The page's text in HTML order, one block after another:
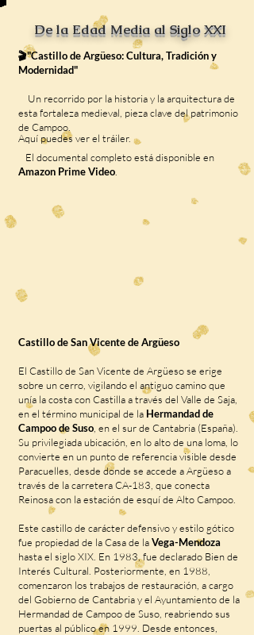
De la Edad Media al Siglo XXI
🎬"Castillo de Argüeso: Cultura, Tradición y
Modernidad"
Un recorrido por la historia y la arquitectura de
esta fortaleza medieval, pieza clave del patrimonio
de Campoo.
Aquí puedes ver el tráiler.
El documental completo está disponible en
Amazon Prime Video
Castillo de San Vicente de Argüeso
El Castillo de San Vicente de Argüeso se erige
sobre un cerro, vigilando el antiguo camino que
unía la costa con Castilla a través del Valle de Saja,
en el término municipal de la Hermandad de
Campoo de Suso , en el sur de Cantabria (España).
Su privilegiada ubicación, en lo alto de una loma, lo
convierte en un punto de referencia visible desde
Paracuelles, desde donde se accede a Argüeso a
través de la carretera CA-183, que conecta
Reinosa con la estación de esquí de Alto Campoo.
Este castillo de carácter defensivo y estilo gótico
fue propiedad de la Casa de laVega-Mendoza
hasta el siglo XIX. En 1983, fue declarado Bien de
Interés Cultural. Posteriormente, en 1988,
comenzaron los trabajos de restauración, a cargo
del Gobierno de Cantabria y el Ayuntamiento de la
Hermandad de Campoo de Suso, reabriendo sus
puertas al público en 1999. Desde entonces,